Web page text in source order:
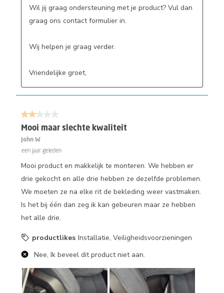
Wil jij graag ondersteuning met je product? Vul dan
graag ons contact formulier in.
Wij helpen je graag verder.
Vriendelijke groet,
2 van 5 sterren.
Mooi maar slechte kwaliteit
John W
een jaar geleden
Mooi product en makkelijk te monteren. We hebben er
drie gekocht en alle drie hebben ze dezelfde problemen.
We moeten ze na elke rit de bekleding weer vastmaken.
Is het bij één dan zeg ik kan gebeuren maar ze hebben
het alle drie.
productlikes Installatie, Veiligheidsvoorzieningen
Nee, Ik beveel dit product niet aan.